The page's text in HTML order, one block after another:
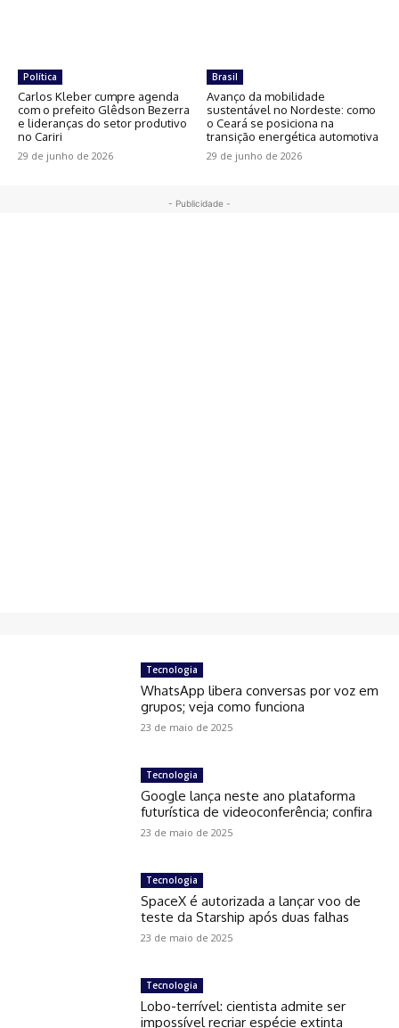
Política
Carlos Kleber cumpre agenda
com o prefeito Glêdson Bezerra
e lideranças do setor produtivo
no Cariri
29 de junho de 2026
Brasil
Avanço da mobilidade
sustentável no Nordeste: como
o Ceará se posiciona na
transição energética automotiva
29 de junho de 2026
- Publicidade -
Tecnologia
WhatsApp libera conversas por voz em
grupos; veja como funciona
23 de maio de 2025
Tecnologia
Google lança neste ano plataforma
futurística de videoconferência; confira
23 de maio de 2025
Tecnologia
SpaceX é autorizada a lançar voo de
teste da Starship após duas falhas
23 de maio de 2025
Tecnologia
Lobo-terrível: cientista admite ser
impossível recriar espécie extinta